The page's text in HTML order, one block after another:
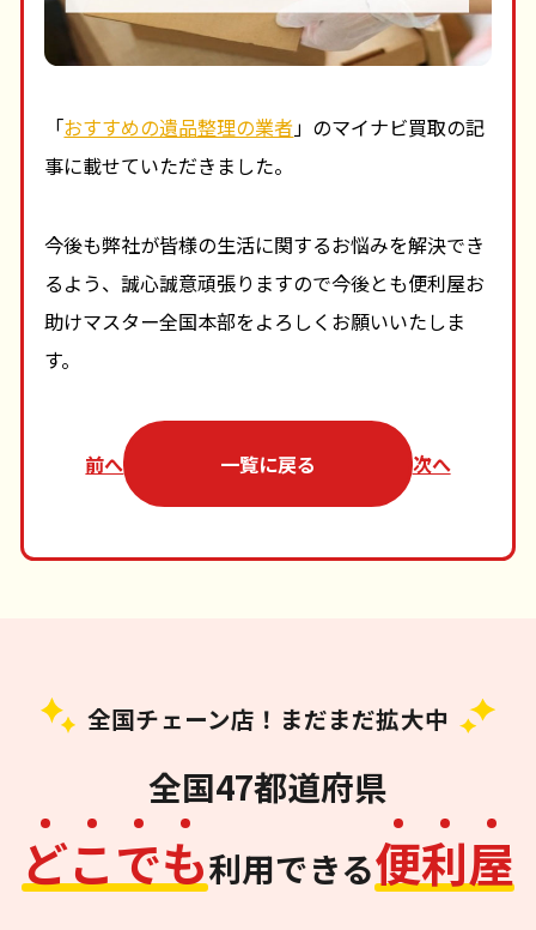
「おすすめの遺品整理の業者」のマイナビ買取の記
事に載せていただきました。
今後も弊社が皆様の生活に関するお悩みを解決でき
るよう、誠心誠意頑張りますので今後とも便利屋お
助けマスター全国本部をよろしくお願いいたしま
す。
前へ 一覧に戻る 次へ
全国チェーン店！まだまだ拡大中
全国47都道府県
どこでも利用できる便利屋